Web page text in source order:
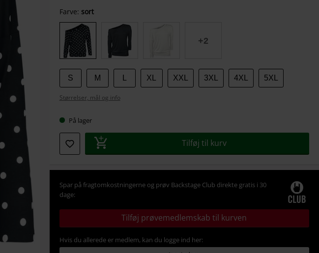
Vælg
din
størrelse
Farve: sort
+2
S M XL XXL 3XL 4XL 5XL
Størrelser, mål og info
På lager
Tilføj til kurv
Spar på fragtomkostningerne og prøv Backstage Club direkte gratis i 30
dage:
Tilføj prøvemedlemskab til kurven
Hvis du allerede er medlem, kan du logge ind her: